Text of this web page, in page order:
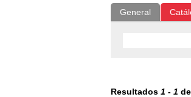
General
Resultados 1 - 1 de